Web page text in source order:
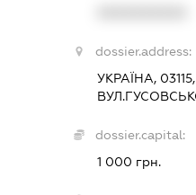
dossier.address:
УКРАЇНА,
dossier.capital:
1 000 грн.